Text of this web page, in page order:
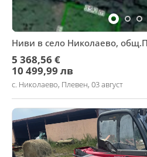
Ниви в село Николаево,
5 368,56 €
10 499,99 лв
с. Николаево, Плевен, 03 август